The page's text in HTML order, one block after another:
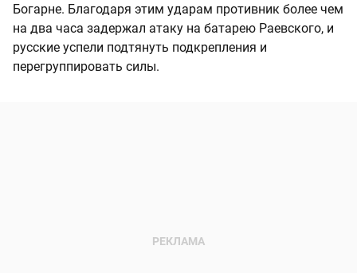
Богарне. Благодаря этим ударам противник более чем
на два часа задержал атаку на батарею Раевского, и
русские успели подтянуть подкрепления и
перегруппировать силы.